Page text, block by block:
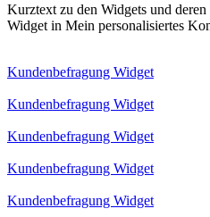
Kurztext zu den Widgets und
Widget in Mein personalisiertes
Kundenbefragung Widget
Kundenbefragung Widget
Kundenbefragung Widget
Kundenbefragung Widget
Kundenbefragung Widget